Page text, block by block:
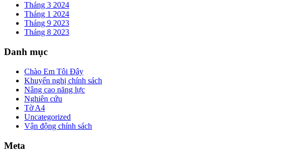
Tháng 3 2024
Tháng 1 2024
Tháng 9 2023
Tháng 8 2023
Danh mục
Chào Em Tôi Đây
Khuyến nghị chính sách
Nâng cao năng lực
Nghiên cứu
Tờ A4
Uncategorized
Vận động chính sách
Meta